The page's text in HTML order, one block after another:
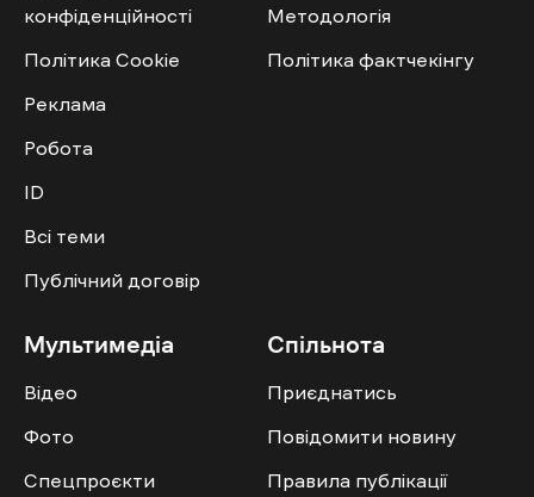
конфіденційності
Політика Cookie
Реклама
Робота
ID
Всі теми
Публічний договір
Методологія
Політика фактчекінгу
Мультимедіа
Відео
Фото
Спецпроєкти
Спільнота
Приєднатись
Повідомити новину
Правила публікації